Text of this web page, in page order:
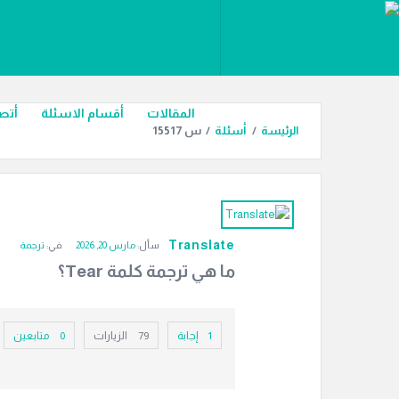
دليل
القائمة
المقالات أقسام الاسئلة
الرئيسة / أسئلة / س 15517
الترجمة
Translate سأل:مارس 20, 2026 في: ترجمة
ما هي ترجمة كلمة Tear؟
‫1 إجابة 79 الزيارات 0 متابعين